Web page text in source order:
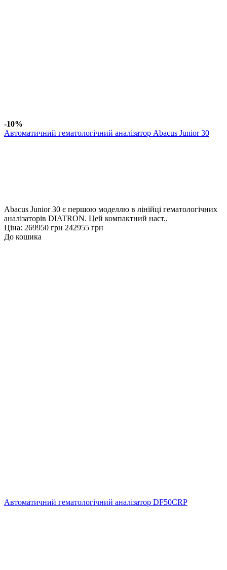
-10%
Автоматичний гематологічний аналізатор Abacus Junior 30
Abacus Junior 30 є першою моделлю в лінійці гематологічних
аналізаторів DIATRON. Цей компактний наст..
Ціна: 269950 грн 242955 грн
До кошика
Автоматичний гематологічний аналізатор DF50CRP